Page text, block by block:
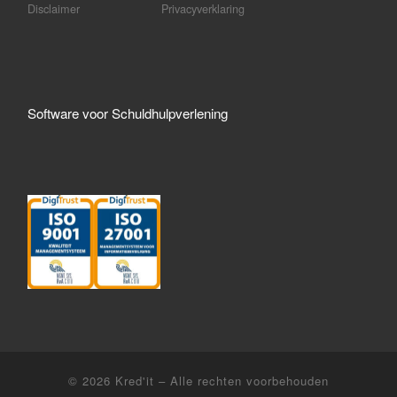
Disclaimer Privacyverklaring
Software voor Schuldhulpverlening
© 2026 Kred'it – Alle rechten voorbehouden